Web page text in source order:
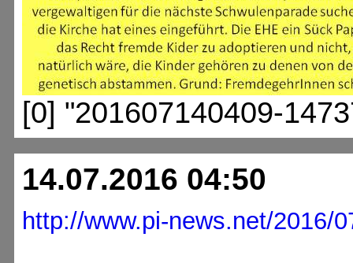
[0] "201607140409-
14.07.2016 04:50
http://www.pi-news.net/2016/